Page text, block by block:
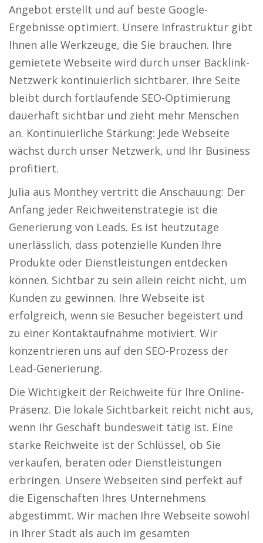
Angebot erstellt und auf beste Google-
Ergebnisse optimiert. Unsere Infrastruktur gibt
Ihnen alle Werkzeuge, die Sie brauchen. Ihre
gemietete Webseite wird durch unser Backlink-
Netzwerk kontinuierlich sichtbarer. Ihre Seite
bleibt durch fortlaufende SEO-Optimierung
dauerhaft sichtbar und zieht mehr Menschen
an. Kontinuierliche Stärkung: Jede Webseite
wächst durch unser Netzwerk, und Ihr Business
profitiert.
Julia aus Monthey vertritt die Anschauung: Der
Anfang jeder Reichweitenstrategie ist die
Generierung von Leads. Es ist heutzutage
unerlässlich, dass potenzielle Kunden Ihre
Produkte oder Dienstleistungen entdecken
können. Sichtbar zu sein allein reicht nicht, um
Kunden zu gewinnen. Ihre Webseite ist
erfolgreich, wenn sie Besucher begeistert und
zu einer Kontaktaufnahme motiviert. Wir
konzentrieren uns auf den SEO-Prozess der
Lead-Generierung.
Die Wichtigkeit der Reichweite für Ihre Online-
Präsenz. Die lokale Sichtbarkeit reicht nicht aus,
wenn Ihr Geschäft bundesweit tätig ist. Eine
starke Reichweite ist der Schlüssel, ob Sie
verkaufen, beraten oder Dienstleistungen
erbringen. Unsere Webseiten sind perfekt auf
die Eigenschaften Ihres Unternehmens
abgestimmt. Wir machen Ihre Webseite sowohl
in Ihrer Stadt als auch im gesamten